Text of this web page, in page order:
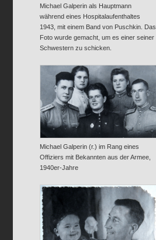
Michael Galperin als Hauptmann
während eines Hospitalaufenthaltes
1943, mit einem Band von Puschkin. Das
Foto wurde gemacht, um es einer seiner
Schwestern zu schicken.
Michael Galperin (r.) im Rang eines
Offiziers mit Bekannten aus der Armee,
1940er-Jahre